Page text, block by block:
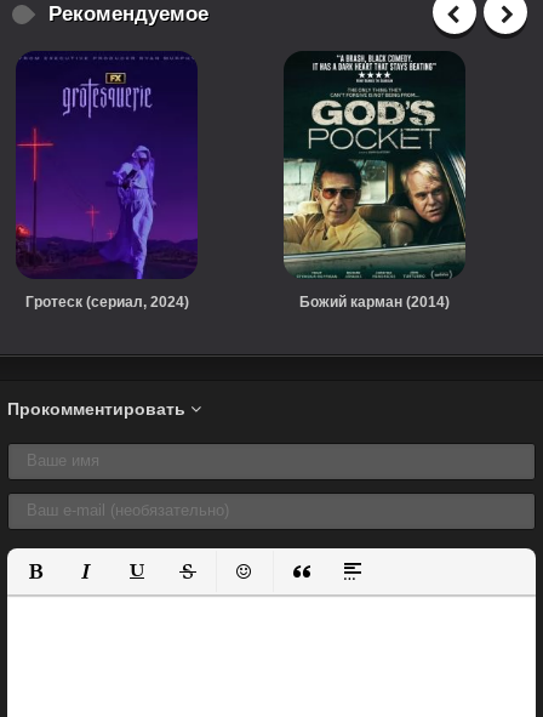
Рекомендуемое
Гротеск (сериал, 2024) Божий карман (2014)
Прокомментировать
Полужирный
КурсивПодчеркнутый
ЗачеркнутыйВставить смайлик
Вставка цитаты
Вставка спойлера